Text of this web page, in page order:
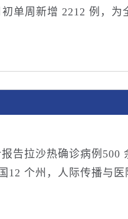
单周新增 2212 例，为
告拉沙热确诊病例500
12 个州，人际传播与